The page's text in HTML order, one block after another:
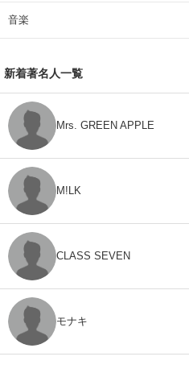
音楽
新着著名人一覧
Mrs. GREEN APPLE
M!LK
CLASS SEVEN
モナキ